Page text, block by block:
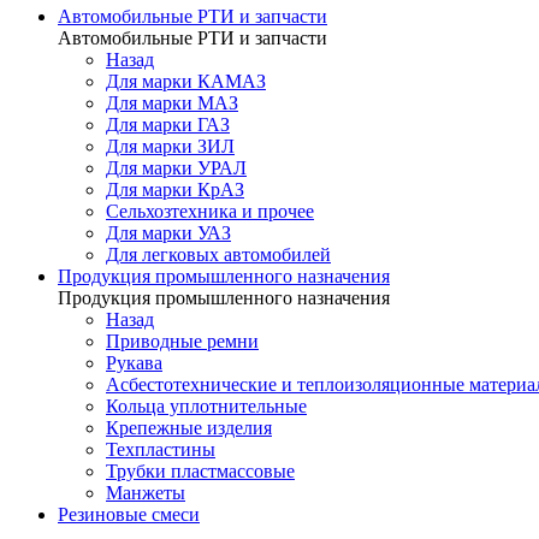
Автомобильные РТИ и запчасти
Автомобильные РТИ и запчасти
Назад
Для марки КАМАЗ
Для марки МАЗ
Для марки ГАЗ
Для марки ЗИЛ
Для марки УРАЛ
Для марки КрАЗ
Сельхозтехника и прочее
Для марки УАЗ
Для легковых автомобилей
Продукция промышленного назначения
Продукция промышленного назначения
Назад
Приводные ремни
Рукава
Асбестотехнические и теплоизоляционные
Кольца уплотнительные
Крепежные изделия
Техпластины
Трубки пластмассовые
Манжеты
Резиновые смеси